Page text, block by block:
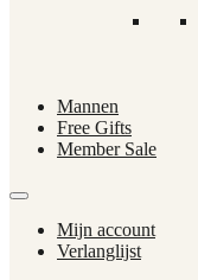
Mannen
Free Gifts
Member Sale
Mijn account
Verlanglijst